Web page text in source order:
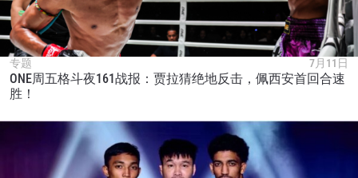
专题 7月11日
ONE周五格斗夜161战报：贾拉猜绝地反击，佩西安首回合速
胜！